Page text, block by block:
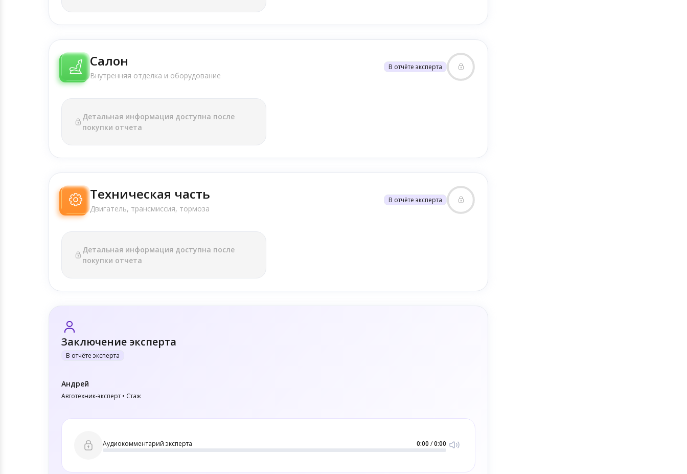
Салон
Внутренняя отделка и оборудование
В отчёте эксперта
Детальная информация доступна после
покупки отчета
Техническая часть
Двигатель, трансмиссия, тормоза
В отчёте эксперта
Детальная информация доступна после
покупки отчета
Заключение эксперта
В отчёте эксперта
Андрей
Автотехник-эксперт • Стаж
Аудиокомментарий эксперта 0:00 /0:00